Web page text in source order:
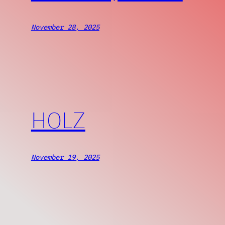
November 28, 2025
HOLZ
November 19, 2025